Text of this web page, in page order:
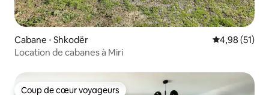
Cabane ⋅ Shkodër Évaluation
4,98 (51)
Location de cabanes à Miri
Coup de cœur voyageurs